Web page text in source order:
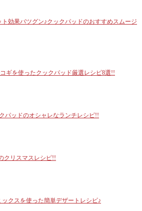
効果バツグン♪クックパッドのおすすめスムージ
ギを使ったクックパッド厳選レシピ8選!!
パッドのオシャレなランチレシピ!!
クリスマスレシピ!!
クスを使った簡単デザートレシピ♪